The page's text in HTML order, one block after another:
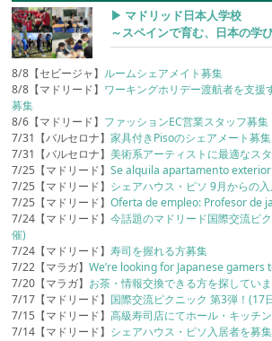
▶︎ マドリッド日本人学校
～スペインで育む、日本の学
8/8【セビージャ】 ルームシェアメイト募集
8/8【マドリード】 ワーキングホリデー渡航者を支援
募集
8/6【マドリード】 ファッションEC営業スタッフ募集
7/31【バルセロナ】家具付きPisoのシェアメート募集
7/31【バルセロナ】美術系アーティストに最適なス
7/25【マドリード】Se alquila apartamento
7/25【マドリード】 シェアハウス・ピソ 9月からの
7/25【マドリード】Oferta de empleo: Profesor de
7/24【マドリード】今話題のマドリード国際交流ピ
催)
7/24【マドリード】寿司を握れる方募集
7/22【マラガ】We’re looking for Japanese gamers
7/20【マラガ】 お茶・情報交換できる方を探してい
7/17【マドリード】 国際交流ピクニック 第3弾！(17
7/15【マドリード】高級寿司店にてホール・キッチ
7/14【マドリード】 シェアハウス・ピソ入居者を募集